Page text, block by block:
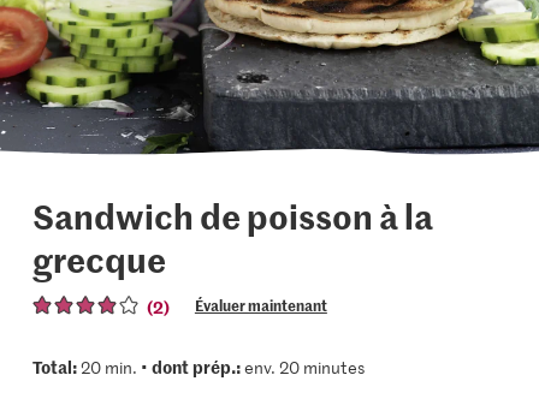
Sandwich de poisson à la
grecque
(2) Évaluer maintenant
Total:20 min. • dont prép.:env. 20 minutes